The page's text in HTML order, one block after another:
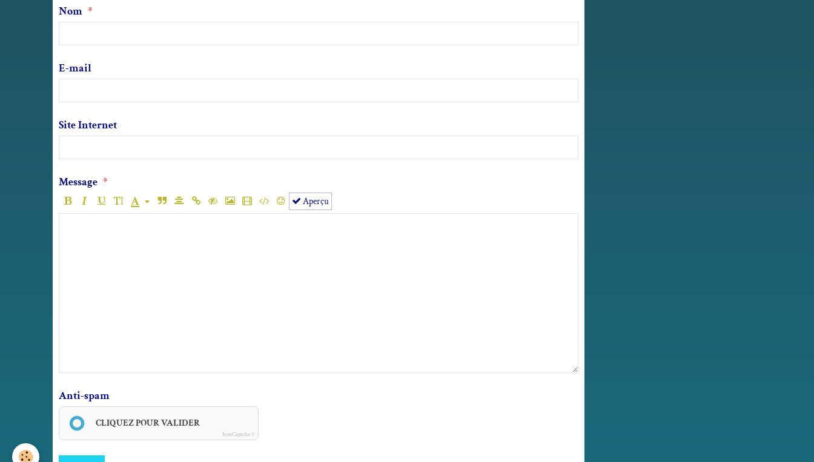
Nom
E-mail
Site Internet
Message
Aperçu
Anti-spam
CLIQUEZ POUR VALIDER
IconCaptcha ©